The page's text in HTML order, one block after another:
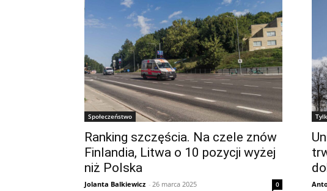
Społeczeństwo
Ranking szczęścia. Na czele znów
Finlandia, Litwa o 10 pozycji wyżej
niż Polska
Jolanta Balkiewicz - 26 marca 2025 0